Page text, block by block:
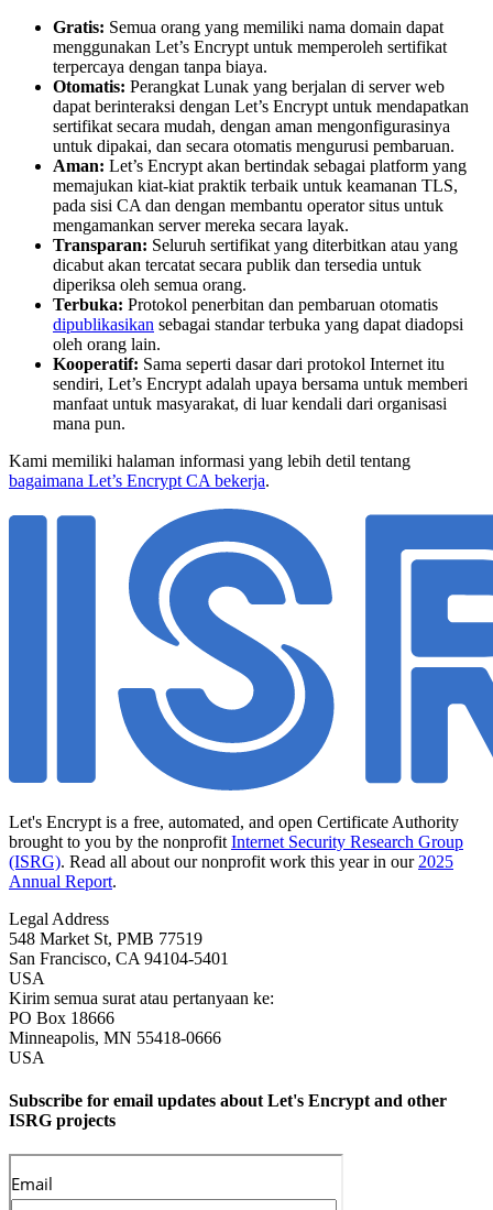
Gratis: Semua orang yang memiliki nama domain dapat
menggunakan Let’s Encrypt untuk memperoleh sertifikat
terpercaya dengan tanpa biaya.
Otomatis: Perangkat Lunak yang berjalan di server web
dapat berinteraksi dengan Let’s Encrypt untuk mendapatkan
sertifikat secara mudah, dengan aman mengonfigurasinya
untuk dipakai, dan secara otomatis mengurusi pembaruan.
Aman: Let’s Encrypt akan bertindak sebagai platform yang
memajukan kiat-kiat praktik terbaik untuk keamanan TLS,
pada sisi CA dan dengan membantu operator situs untuk
mengamankan server mereka secara layak.
Transparan: Seluruh sertifikat yang diterbitkan atau yang
dicabut akan tercatat secara publik dan tersedia untuk
diperiksa oleh semua orang.
Terbuka: Protokol penerbitan dan pembaruan otomatis
dipublikasikan sebagai standar terbuka yang dapat diadopsi
oleh orang lain.
Kooperatif: Sama seperti dasar dari protokol Internet itu
sendiri, Let’s Encrypt adalah upaya bersama untuk memberi
manfaat untuk masyarakat, di luar kendali dari organisasi
mana pun.
Kami memiliki halaman informasi yang lebih detil tentang
bagaimana Let’s Encrypt CA bekerja.
Let's Encrypt is a free, automated, and open Certificate Authority
brought to you by the nonprofit Internet Security Research Group
(ISRG). Read all about our nonprofit work this year in our 2025
Annual Report.
Legal Address
548 Market St, PMB 77519
San Francisco, CA 94104-5401
USA
Kirim semua surat atau pertanyaan ke:
PO Box 18666
Minneapolis, MN 55418-0666
USA
Subscribe for email updates about Let's Encrypt and other
ISRG projects